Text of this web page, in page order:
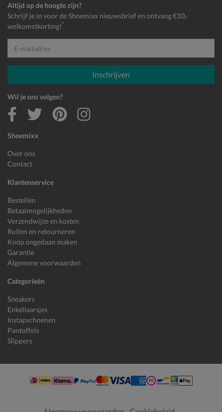
Shoemixx
Over ons
Contact
Klantenservice
Bestellen
Betaalmogelijkheden
Verzendwijze en kosten
Ruilen en retourneren
Koop ongedaan maken
Garantie
Algemene voorwaarden
Categorieën
Sneakers
Enkellaarsjes
Instapschoenen
Pantoffels
Slippers
Altijd op de hoogte zijn?
Schrijf je in voor de Shoemixx nieuwsbrief en ontvang €10,-
welkomstkorting! *
E-mailadres
Inschrijven
Wil je ons volgen?